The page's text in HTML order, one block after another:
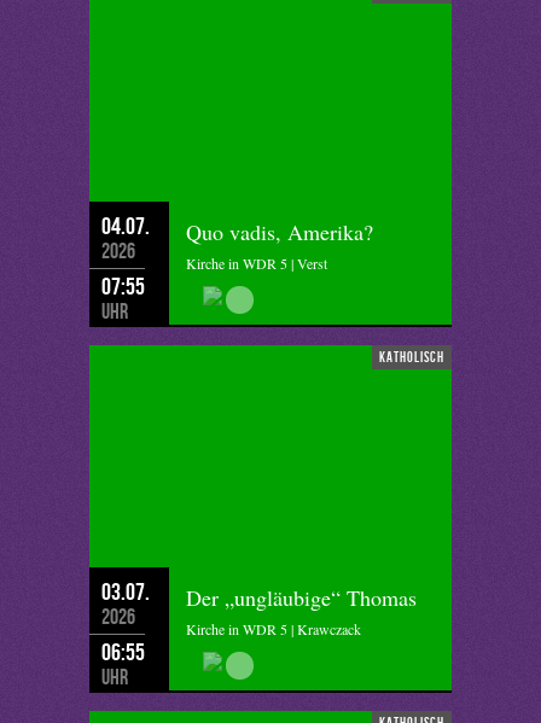
04.07.
2026
07:55
Uhr
Quo vadis, Amerika?
Kirche in WDR 5 | Verst
katholisch
03.07.
2026
06:55
Uhr
Der „ungläubige“ Thomas
Kirche in WDR 5 | Krawczack